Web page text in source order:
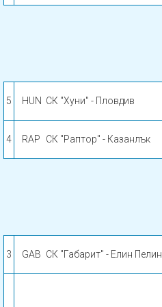
5 HUN СК "Хуни" - Пловдив
4 RAP СК "Раптор" - Казанлък
3 GAB СК "Габарит" - Елин Пелин